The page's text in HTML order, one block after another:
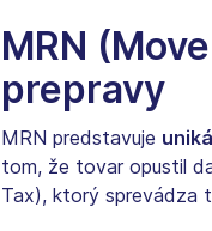
MRN
prepravy
MRN predstavuje
tom, že tovar opustil
Tax), ktorý sprevádza